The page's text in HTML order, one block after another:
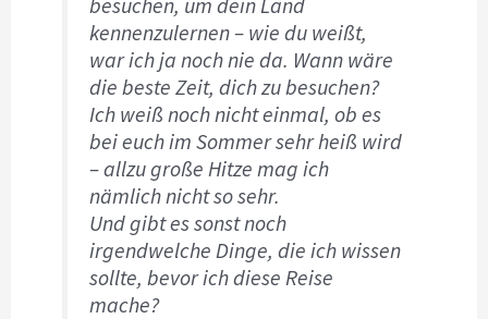
besuchen, um dein Land
kennenzulernen – wie du weißt,
war ich ja noch nie da. Wann wäre
die beste Zeit, dich zu besuchen?
Ich weiß noch nicht einmal, ob es
bei euch im Sommer sehr heiß wird
– allzu große Hitze mag ich
nämlich nicht so sehr.
Und gibt es sonst noch
irgendwelche Dinge, die ich wissen
sollte, bevor ich diese Reise
mache?